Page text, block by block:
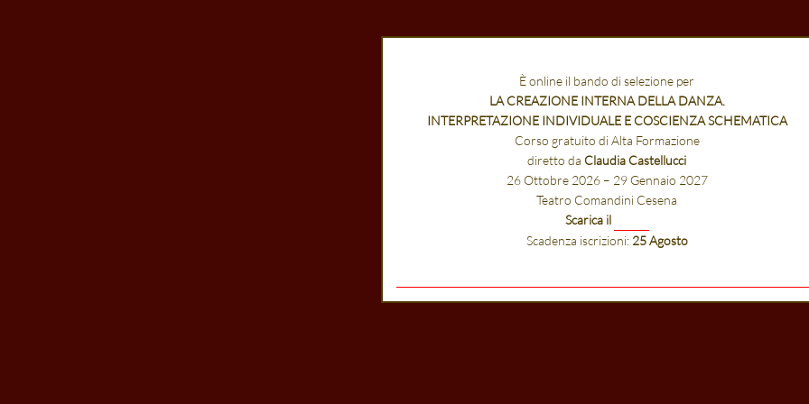
È online il bando di selezione per
LA CREAZIONE INTERNA DELLA DANZA.
INTERPRETAZIONE INDIVIDUALE E COSCIENZA SCHEMATICA
Corso gratuito di Alta Formazione
diretto da Claudia Castellucci
26 Ottobre 2026 – 29 Gennaio 2027
Teatro Comandini Cesena
Scarica il
Scadenza iscrizioni: 25 Agosto